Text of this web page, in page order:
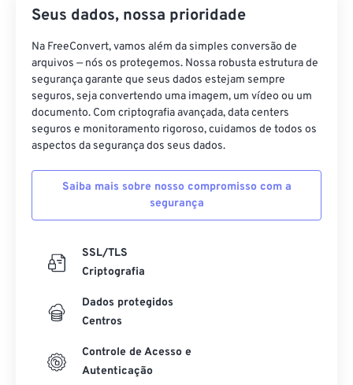
Seus dados, nossa prioridade
Na FreeConvert, vamos além da simples conversão de
arquivos — nós os protegemos. Nossa robusta estrutura de
segurança garante que seus dados estejam sempre
seguros, seja convertendo uma imagem, um vídeo ou um
documento. Com criptografia avançada, data centers
seguros e monitoramento rigoroso, cuidamos de todos os
aspectos da segurança dos seus dados.
Saiba mais sobre nosso compromisso com a
segurança
SSL/TLS
Criptografia
Dados protegidos
Centros
Controle de Acesso e
Autenticação